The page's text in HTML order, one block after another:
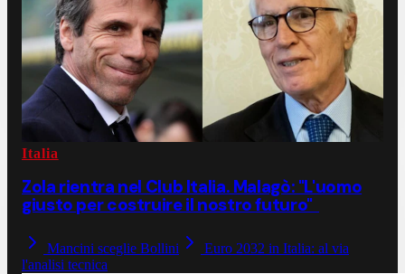
Italia
Zola rientra nel Club Italia. Malagò: "L'uomo
giusto per costruire il nostro futuro"
Mancini sceglie Bollini
Euro 2032 in Italia: al via
l'analisi tecnica